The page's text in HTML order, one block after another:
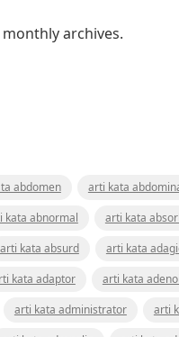
archives.
abdomen
arti kata
kata abnormal
arti kata
arti kata absurd
arti kata
kata adaptor
arti kata
arti kata administrator
arti